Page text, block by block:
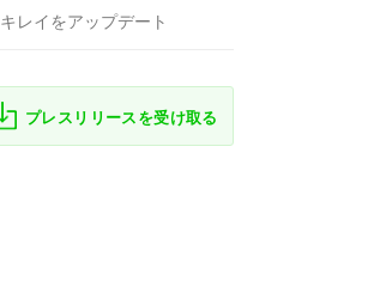
キレイをアップデート
プレスリリースを受け取る